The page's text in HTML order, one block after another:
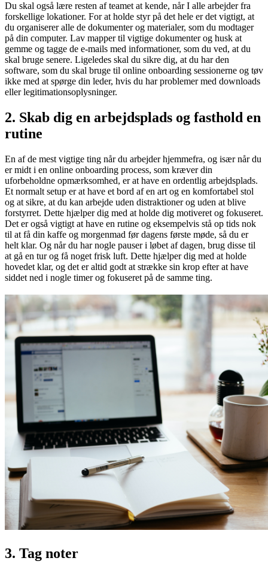
Du skal også lære resten af teamet at kende, når I alle arbejder fra
forskellige lokationer. For at holde styr på det hele er det vigtigt, at
du organiserer alle de dokumenter og materialer, som du modtager
på din computer. Lav mapper til vigtige dokumenter og husk at
gemme og tagge de e-mails med informationer, som du ved, at du
skal bruge senere. Ligeledes skal du sikre dig, at du har den
software, som du skal bruge til online onboarding sessionerne og tøv
ikke med at spørge din leder, hvis du har problemer med downloads
eller legitimationsoplysninger.
2. Skab dig en arbejdsplads og fasthold en
rutine
En af de mest vigtige ting når du arbejder hjemmefra, og især når du
er midt i en online onboarding process, som kræver din
uforbeholdne opmærksomhed, er at have en ordentlig arbejdsplads.
Et normalt setup er at have et bord af en art og en komfortabel stol
og at sikre, at du kan arbejde uden distraktioner og uden at blive
forstyrret. Dette hjælper dig med at holde dig motiveret og fokuseret.
Det er også vigtigt at have en rutine og eksempelvis stå op tids nok
til at få din kaffe og morgenmad før dagens første møde, så du er
helt klar. Og når du har nogle pauser i løbet af dagen, brug disse til
at gå en tur og få noget frisk luft. Dette hjælper dig med at holde
hovedet klar, og det er altid godt at strække sin krop efter at have
siddet ned i nogle timer og fokuseret på de samme ting.
3. Tag noter